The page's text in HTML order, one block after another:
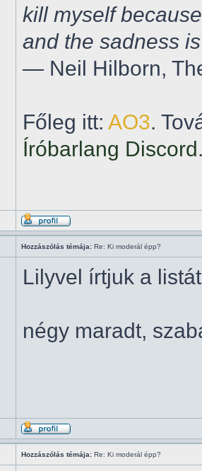
kill myself
and the sadness
― Neil Hilborn,
Főleg itt: AO3.
Íróbarlang Discord
Hozzászólás témája: Re: Ki moderál épp?
Lilyvel írtjuk a
négy maradt,
Hozzászólás témája: Re: Ki moderál épp?